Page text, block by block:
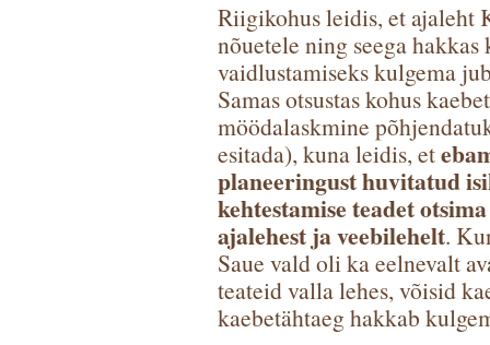
Riigikohus leidis, et ajaleht
nõuetele ning seega
vaidlustamiseks kulgema
Samas otsustas kohus
möödalaskmine
esitada), kuna leidis, et
planeeringust huvitatud
kehtestamise teadet
ajalehest ja veebilehelt.
Saue vald oli ka eelnevalt
teateid valla lehes, võisid
kaebetähtaeg hakkab